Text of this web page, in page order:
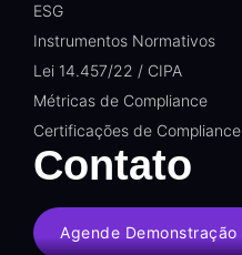
ESG
Instrumentos Normativos
Lei 14.457/22 / CIPA
Métricas de Compliance
Certificações de Compliance
Contato
Agende Demonstração